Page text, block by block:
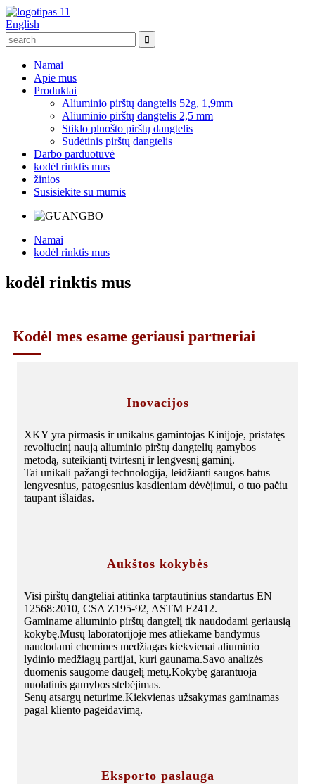
English
Namai
Apie mus
Produktai
Aliuminio pirštų dangtelis 52g, 1,9mm
Aliuminio pirštų dangtelis 2,5 mm
Stiklo pluošto pirštų dangtelis
Sudėtinis pirštų dangtelis
Darbo parduotuvė
kodėl rinktis mus
žinios
Susisiekite su mumis
Namai
kodėl rinktis mus
kodėl rinktis mus
Kodėl mes esame geriausi partneriai
Inovacijos
XKY yra pirmasis ir unikalus gamintojas Kinijoje, pristatęs
revoliucinį naują aliuminio pirštų dangtelių gamybos
metodą, suteikiantį tvirtesnį ir lengvesnį gaminį.
Tai unikali pažangi technologija, leidžianti saugos batus
lengvesnius, patogesnius kasdieniam dėvėjimui, o tuo pačiu
taupant išlaidas.
Aukštos kokybės
Visi pirštų dangteliai atitinka tarptautinius standartus EN
12568:2010, CSA Z195-92, ASTM F2412.
Gaminame aliuminio pirštų dangtelį tik naudodami geriausią
kokybę.Mūsų laboratorijoje mes atliekame bandymus
naudodami chemines medžiagas kiekvienai aliuminio
lydinio medžiagų partijai, kuri gaunama.Savo analizės
duomenis saugome daugelį metų.Kokybę garantuoja
nuolatinis gamybos stebėjimas.
Senų atsargų neturime.Kiekvienas užsakymas gaminamas
pagal kliento pageidavimą.
Eksporto paslauga